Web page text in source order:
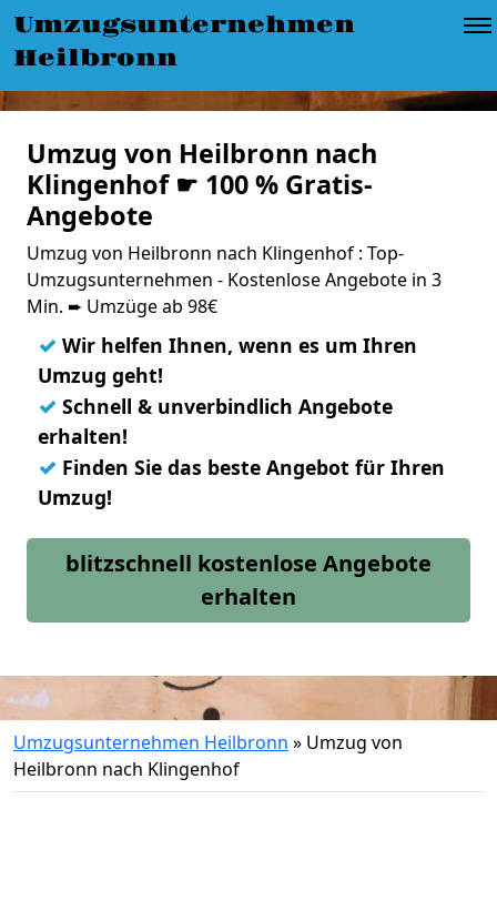
Umzugsunternehmen
Heilbronn
Umzug von Heilbronn nach
Klingenhof ☛ 100 % Gratis-
Angebote
Umzug von Heilbronn nach Klingenhof : Top-
Umzugsunternehmen - Kostenlose Angebote in 3
Min. ➨ Umzüge ab 98€
✓ Wir helfen Ihnen, wenn es um Ihren
Umzug geht!
✓ Schnell & unverbindlich Angebote
erhalten!
✓ Finden Sie das beste Angebot für Ihren
Umzug!
blitzschnell kostenlose Angebote
erhalten
Umzugsunternehmen Heilbronn » Umzug von
Heilbronn nach Klingenhof